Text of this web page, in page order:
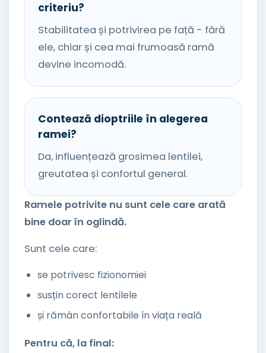
criteriu?
Stabilitatea și potrivirea pe față - fără
ele, chiar și cea mai frumoasă ramă
devine incomodă.
Contează dioptriile în alegerea
ramei?
Da, influențează grosimea lentilei,
greutatea și confortul general.
Ramele potrivite nu sunt cele care arată
bine doar în oglindă.
Sunt cele care:
se potrivesc fizionomiei
susțin corect lentilele
și rămân confortabile în viața reală
Pentru că, la final: